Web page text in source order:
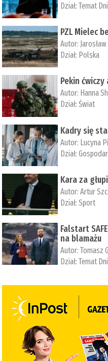
Dział:Temat
PZL Mielec
Autor:
Dział: Polska
Pekin
Autor: ­Hanna
Dział:Świat
Kadry się
Autor: Lucyna
Dział:
Kara za
Autor:Artur
Dział:Sport
Falstart
na blamażu
Autor:Tomasz
Dział:Temat